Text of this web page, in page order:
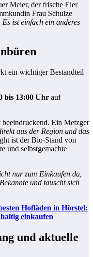
Meier, der frische Eier
Frau Schulze
Es ist einfach ein anderes
ein wichtiger Bestandteil
bis 13:00 Uhr auf
Ein Metzger
aus der Region und das
ist der Bio-Stand von
und selbstgemachte
nur zum Einkaufen da,
und tauscht sich
Hofläden in Hörstel:
einkaufen
und aktuelle